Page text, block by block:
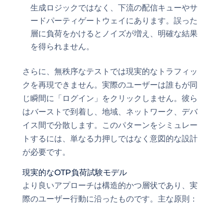
生成ロジックではなく、下流の配信キューやサ
ードパーティゲートウェイにあります。誤った
層に負荷をかけるとノイズが増え、明確な結果
を得られません。
さらに、無秩序なテストでは現実的なトラフィッ
クを再現できません。実際のユーザーは誰もが同
じ瞬間に「ログイン」をクリックしません。彼ら
はバーストで到着し、地域、ネットワーク、デバ
イス間で分散します。このパターンをシミュレー
トするには、単なる力押しではなく意図的な設計
が必要です。
現実的なOTP負荷試験モデル
より良いアプローチは構造的かつ層状であり、実
際のユーザー行動に沿ったものです。主な原則：